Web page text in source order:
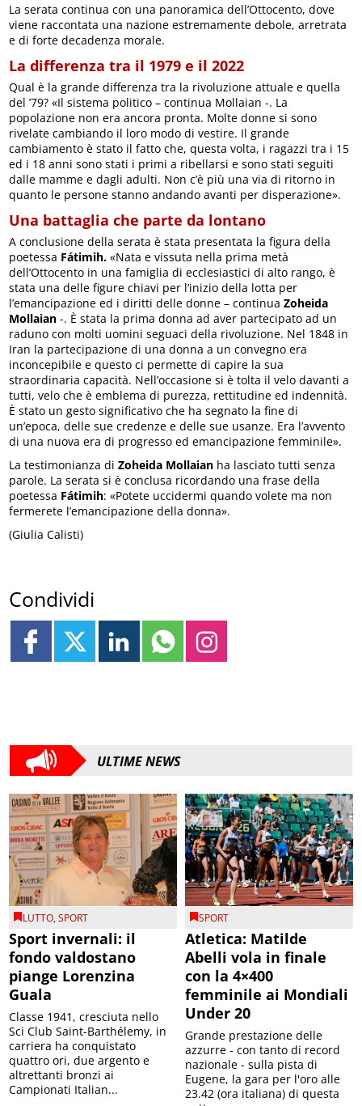
La serata continua con una panoramica dell’Ottocento, dove
viene raccontata una nazione estremamente debole, arretrata
e di forte decadenza morale.
La differenza tra il 1979 e il 2022
Qual è la grande differenza tra la rivoluzione attuale e quella
del ’79? «Il sistema politico – continua Mollaian -. La
popolazione non era ancora pronta. Molte donne si sono
rivelate cambiando il loro modo di vestire. Il grande
cambiamento è stato il fatto che, questa volta, i ragazzi tra i 15
ed i 18 anni sono stati i primi a ribellarsi e sono stati seguiti
dalle mamme e dagli adulti. Non c’è più una via di ritorno in
quanto le persone stanno andando avanti per disperazione».
Una battaglia che parte da lontano
A conclusione della serata è stata presentata la figura della
poetessa Fátimih. «Nata e vissuta nella prima metà
dell’Ottocento in una famiglia di ecclesiastici di alto rango, è
stata una delle figure chiavi per l’inizio della lotta per
l’emancipazione ed i diritti delle donne – continuaZoheida
Mollaian-. È stata la prima donna ad aver partecipato ad un
raduno con molti uomini seguaci della rivoluzione. Nel 1848 in
Iran la partecipazione di una donna a un convegno era
inconcepibile e questo ci permette di capire la sua
straordinaria capacità. Nell’occasione si è tolta il velo davanti a
tutti, velo che è emblema di purezza, rettitudine ed indennità.
È stato un gesto significativo che ha segnato la fine di
un’epoca, delle sue credenze e delle sue usanze. Era l’avvento
di una nuova era di progresso ed emancipazione femminile».
La testimonianza diZoheida Mollaian ha lasciato tutti senza
parole. La serata si è conclusa ricordando una frase della
poetessa Fátimih: «Potete uccidermi quando volete ma non
fermerete l’emancipazione della donna».
(Giulia Calisti)
Condividi
ULTIME NEWS
LUTTO,SPORT
Sport invernali: il
fondo valdostano
piange Lorenzina
Guala
Classe 1941, cresciuta nello
Sci Club Saint-Barthélemy, in
carriera ha conquistato
quattro ori, due argento e
altrettanti bronzi ai
Campionati Italian...
SPORT
Atletica: Matilde
Abelli vola in finale
con la 4×400
femminile ai Mondiali
Under 20
Grande prestazione delle
azzurre - con tanto di record
nazionale - sulla pista di
Eugene, la gara per l'oro alle
23.42 (ora italiana) di questa